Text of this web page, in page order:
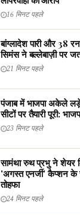
16 मिनट पहले
बांग्लादेश पारी और 38
सिमंस ने बल्लेबाज़ी पर
21 मिनट पहले
पंजाब में भाजपा अकेले
सीटों पर तैयारी पूरी:
23 मिनट पहले
सामंथा रुथ प्रभु ने शेयर
'अगस्त एनर्जी' कैप्शन के
तोहफा
24 मिनट पहले